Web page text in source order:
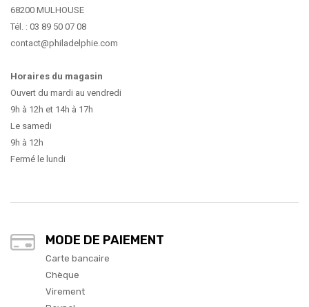
68200 MULHOUSE
Tél. : 03 89 50 07 08
contact@philadelphie.com
Horaires du magasin
Ouvert du mardi au vendredi
9h à 12h et 14h à 17h
Le samedi
9h à 12h
Fermé le lundi
MODE DE PAIEMENT
Carte bancaire
Chèque
Virement